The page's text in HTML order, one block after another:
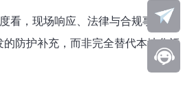
看，现场响应、法律与合规事务往
防护补充，而非完全替代本地化运